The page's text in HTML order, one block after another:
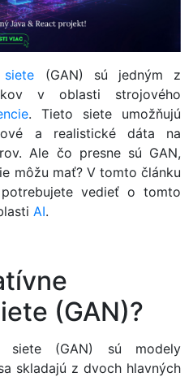
siete (GAN) sú jedným z
v oblasti strojového
. Tieto siete umožňujú
a realistické dáta na
Ale čo presne sú GAN,
môžu mať? V tomto článku
vedieť o tomto
AI.
(GAN)?
siete (GAN) sú modely
skladajú z dvoch hlavných